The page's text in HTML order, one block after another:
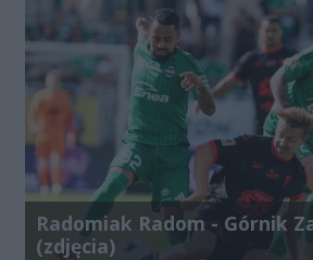
Radomiak Radom - Górnik
(zdjęcia)